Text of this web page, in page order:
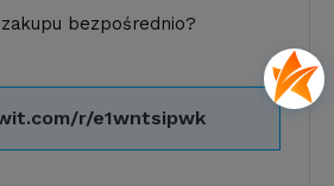
bezpośrednio?
r/e1wntsipwk